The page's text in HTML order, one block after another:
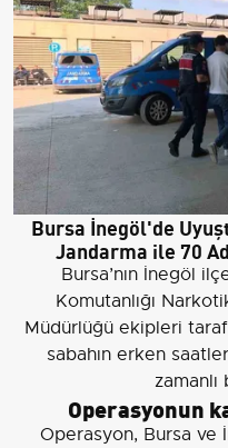
Bursa İnegöl'de
Jandarma ile 70
Bursa’nın İnegöl
Komutanlığı
Müdürlüğü ekipleri
sabahın erken
zamanlı
Operasyonun
Operasyon, Bursa ve